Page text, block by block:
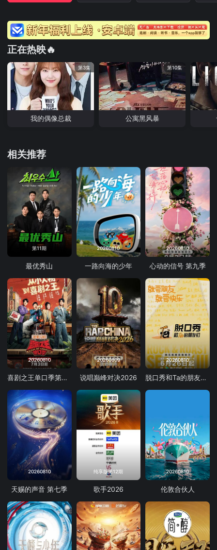
正在热映🔥
第3集
我的偶像总裁
第10集
公寓黑风暴
相关推荐
第11期
最优秀山
20260810
一路向海的少年
20260810
心动的信号 第九季
20260810
喜剧之王单口季第三季
20260809
说唱巅峰对决2026
20260810
脱口秀和Ta的朋友们 第三季
20260810
天赐的声音 第七季
纯享版第12期
歌手2026
20260810
伦敦合伙人